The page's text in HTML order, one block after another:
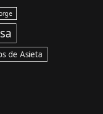
de Asieta